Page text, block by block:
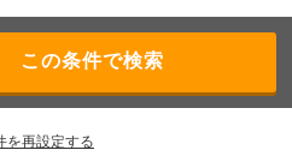
を再設定する